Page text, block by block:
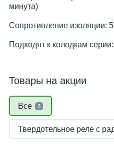
минута)
Сопротивление изоляции:
Подходят к колодкам
Товары на акции
Все 3
Твердотельное реле с